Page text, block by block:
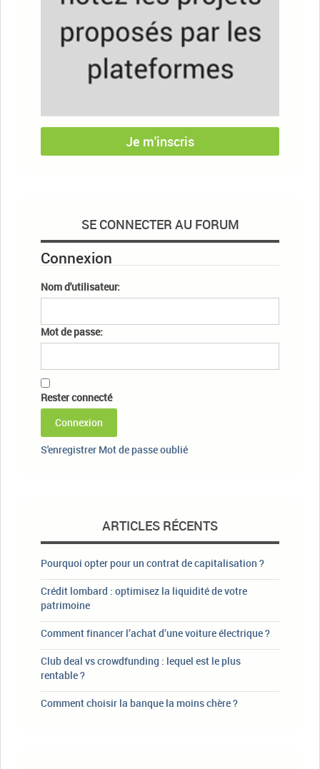
Je m'inscris
SE CONNECTER AU FORUM
Connexion
Nom d'utilisateur:
Mot de passe:
Rester connecté
Connexion
S'enregistrer Mot de passe oublié
ARTICLES RÉCENTS
Pourquoi opter pour un contrat de capitalisation ?
Crédit lombard : optimisez la liquidité de votre
patrimoine
Comment financer l’achat d’une voiture électrique ?
Club deal vs crowdfunding : lequel est le plus
rentable ?
Comment choisir la banque la moins chère ?